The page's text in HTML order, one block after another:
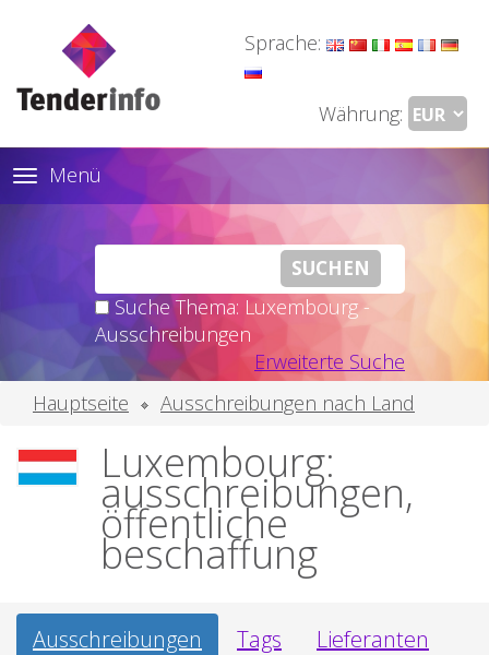
Sprache:
Währung:
Toggle
navigation
Menü
Suche Thema: Luxembourg -
Ausschreibungen
Erweiterte Suche
Hauptseite
Ausschreibungen nach Land
Luxembourg:
ausschreibungen,
öffentliche
beschaffung
Ausschreibungen Tags
Lieferanten